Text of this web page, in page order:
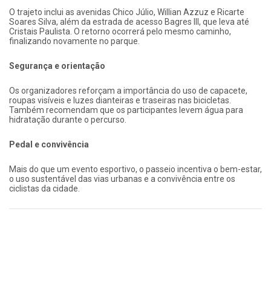
O trajeto inclui as avenidas Chico Júlio, Willian Azzuz e Ricarte
Soares Silva, além da estrada de acesso Bagres III, que leva até
Cristais Paulista. O retorno ocorrerá pelo mesmo caminho,
finalizando novamente no parque.
Segurança e orientação
Os organizadores reforçam a importância do uso de capacete,
roupas visíveis e luzes dianteiras e traseiras nas bicicletas.
Também recomendam que os participantes levem água para
hidratação durante o percurso.
Pedal e convivência
Mais do que um evento esportivo, o passeio incentiva o bem-estar,
o uso sustentável das vias urbanas e a convivência entre os
ciclistas da cidade.